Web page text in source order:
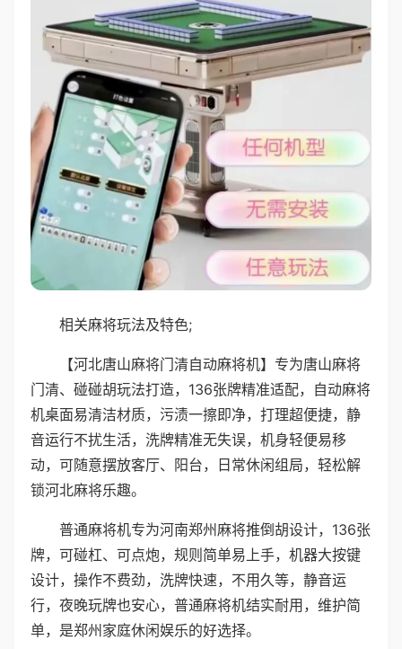
相关麻将玩法及特色;
【河北唐山麻将门清自动麻将机】专为唐山麻将
门清、碰碰胡玩法打造，136张牌精准适配，自动麻将
机桌面易清洁材质，污渍一擦即净，打理超便捷，静
音运行不扰生活，洗牌精准无失误，机身轻便易移
动，可随意摆放客厅、阳台，日常休闲组局，轻松解
锁河北麻将乐趣。
普通麻将机专为河南郑州麻将推倒胡设计，136张
牌，可碰杠、可点炮，规则简单易上手，机器大按键
设计，操作不费劲，洗牌快速，不用久等，静音运
行，夜晚玩牌也安心，普通麻将机结实耐用，维护简
单，是郑州家庭休闲娱乐的好选择。